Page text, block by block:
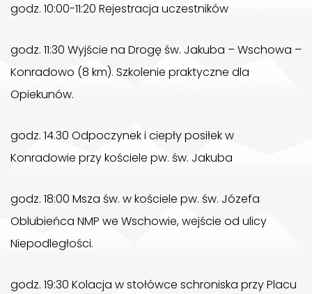
godz. 10:00-11:20 Rejestracja uczestników
godz. 11:30 Wyjście na Drogę św. Jakuba – Wschowa –
Konradowo (8 km). Szkolenie praktyczne dla
Opiekunów.
godz. 14.30 Odpoczynek i ciepły posiłek w
Konradowie przy kościele pw. św. Jakuba
godz. 18:00 Msza św. w kościele pw. św. Józefa
Oblubieńca NMP we Wschowie, wejście od ulicy
Niepodległości.
godz. 19:30 Kolacja w stołówce schroniska przy Placu